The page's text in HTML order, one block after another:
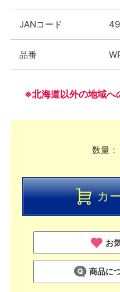
JANコード
品番
※北海道以外の地域へ
数量：
カ
お
商品に